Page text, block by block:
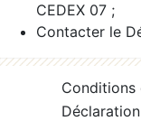
CEDEX 07 ;
Contacter le